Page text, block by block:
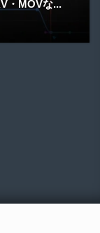
・MOVな...